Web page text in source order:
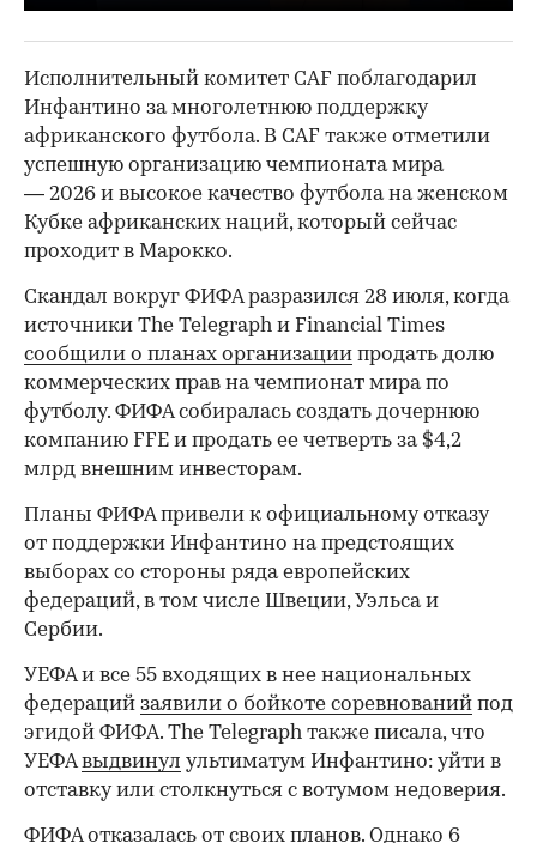
Исполнительный комитет CAF поблагодарил
Инфантино за многолетнюю поддержку
африканского футбола. В CAF также отметили
успешную организацию чемпионата мира
— 2026 и высокое качество футбола на женском
Кубке африканских наций, который сейчас
проходит в Марокко.
Скандал вокруг ФИФА разразился 28 июля, когда
источники The Telegraph и Financial Times
сообщили о планах организации продать долю
коммерческих прав на чемпионат мира по
футболу. ФИФА собиралась создать дочернюю
компанию FFE и продать ее четверть за $4,2
млрд внешним инвесторам.
Планы ФИФА привели к официальному отказу
от поддержки Инфантино на предстоящих
выборах со стороны ряда европейских
федераций, в том числе Швеции, Уэльса и
Сербии.
УЕФА и все 55 входящих в нее национальных
федераций заявили о бойкоте соревнований под
эгидой ФИФА. The Telegraph также писала, что
УЕФАвыдвинул ультиматум Инфантино: уйти в
отставку или столкнуться с вотумом недоверия.
ФИФАотказалась от своих планов. Однако 6